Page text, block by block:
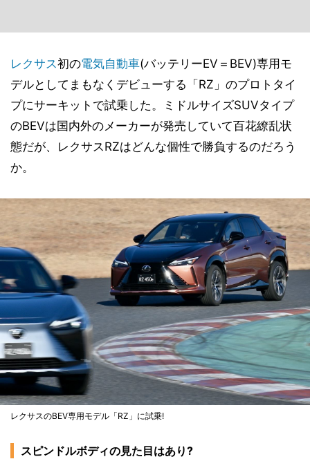
レクサス初の電気自動車(バッテリーEV＝BEV)専用モ
デルとしてまもなくデビューする「RZ」のプロトタイ
プにサーキットで試乗した。ミドルサイズSUVタイプ
のBEVは国内外のメーカーが発売していて百花繚乱状
態だが、レクサスRZはどんな個性で勝負するのだろう
か。
レクサスのBEV専用モデル「RZ」に試乗!
スピンドルボディの見た目はあり?